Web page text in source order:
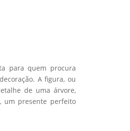
para quem procura
A figura, ou
de uma árvore,
um presente perfeito